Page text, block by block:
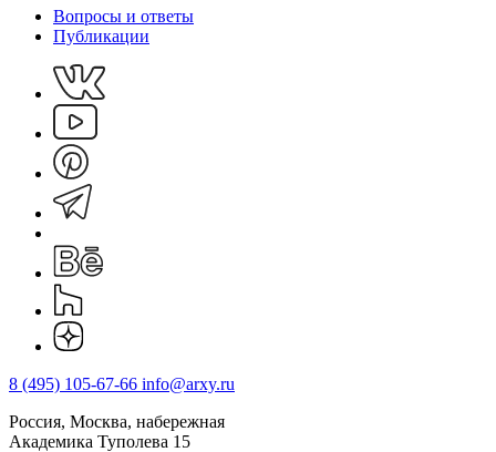
Вопросы и ответы
Публикации
8 (495) 105-67-66 info@arxy.ru
Россия, Москва, набережная
Академика Туполева 15